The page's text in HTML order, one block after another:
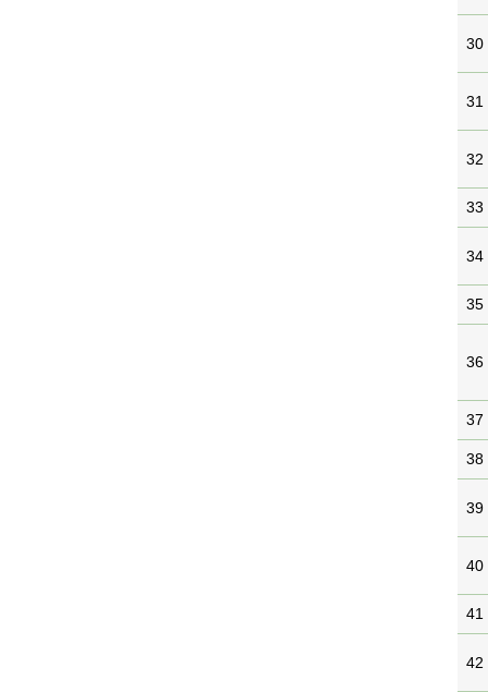
30
31
32
33
34
35
36
37
38
39
40
41
42